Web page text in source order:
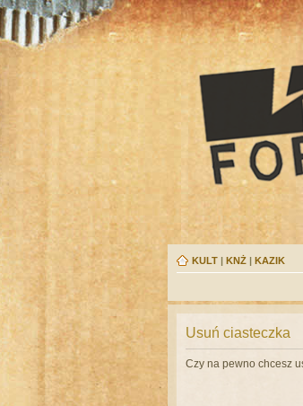
KULT | KNŻ | KAZIK
Usuń ciasteczka
Czy na pewno chcesz